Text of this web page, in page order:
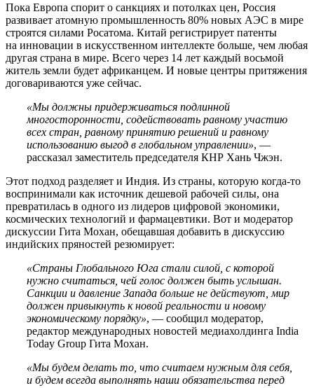
Пока Европа спорит о санкциях и потолках цен, Россия
развивает атомную промышленность 80% новых АЭС в мире
строятся силами Росатома. Китай регистрирует патенты
на инновации в искусственном интеллекте больше, чем любая
другая страна в мире. Всего через 14 лет каждый восьмой
житель земли будет африканцем. И новые центры притяжения
договариваются уже сейчас.
«Мы должны придерживаться подлинной
многосторонности, содействовать равному участию
всех стран, равному принятию решений и равному
использованию выгод в глобальном управлении», —
рассказал заместитель председателя КНР Хань Чжэн.
Этот подход разделяет и Индия. Из страны, которую когда-то
воспринимали как источник дешевой рабочей силы, она
превратилась в одного из лидеров цифровой экономики,
космических технологий и фармацевтики. Вот и модератор
дискуссии Гита Мохан, обещавшая добавить в дискуссию
индийских пряностей резюмирует:
«Страны Глобального Юга стали силой, с которой
нужно считаться, чей голос должен быть услышан.
Санкции и давление Запада больше не действуют, мир
должен привыкнуть к новой реальности и новому
экономическому порядку», — сообщил модератор,
редактор международных новостей медиахолдинга India
Today Group Гита Мохан.
«Мы будем делать то, что считаем нужным для себя,
и будем всегда выполнять наши обязательства перед